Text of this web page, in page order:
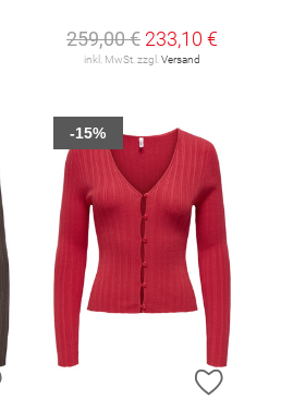
259,00 € 233,10 €
inkl. MwSt. zzgl. Versand
ZUR WUNSCHLISTE HINZUFÜGEN
ZUR
-15%